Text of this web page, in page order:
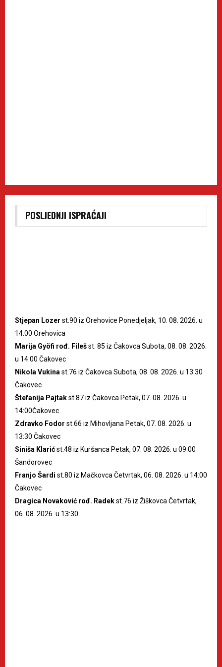
POSLJEDNJI ISPRAĆAJI
Stjepan Lozer st.90 iz Orehovice Ponedjeljak, 10. 08. 2026. u
14:00 Orehovica
Marija Gyöfi rođ. Filešst. 85 iz Čakovca Subota, 08. 08. 2026.
u 14:00 Čakovec
Nikola Vukina st.76 iz Čakovca Subota, 08. 08. 2026. u 13:30
Čakovec
Štefanija Pajtakst.87 iz Čakovca Petak, 07. 08. 2026. u
14:00Čakovec
Zdravko Fodor st.66 iz Mihovljana Petak, 07. 08. 2026. u
13:30 Čakovec
Siniša Klarićst.48 iz Kuršanca Petak, 07. 08. 2026. u 09:00
Šandorovec
Franjo Šardi st.80 iz Mačkovca Četvrtak, 06. 08. 2026. u 14:00
Čakovec
Dragica Novaković rođ. Radekst.76 iz Žiškovca Četvrtak,
06. 08. 2026. u 13:30